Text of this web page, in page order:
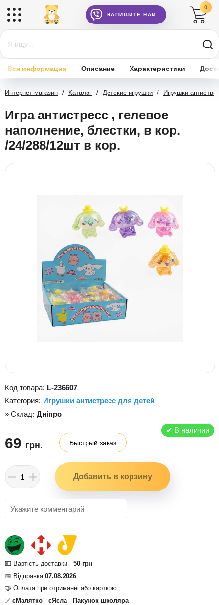
НАПИШИТЕ НАМ
0
Вся информация Описание Характеристики
Интернет-магазин / Каталог / Детские игрушки / Игрушки
Игра антистресс , гелевое
наполнение, блестки, в кор.
/24/288/12шт в кор.
Код товара: L-236607
Категория: Игрушки антистресс для детей
» Склад: Дніпро
✔ В наличии
69 грн. Быстрый заказ
💵 Вартість доставки - 50 грн
📅 Відправка 07.08.2026
🤝 Оплата при отриманні або карткою
✅ єМалятко - єЯсла- Пакунок школяра